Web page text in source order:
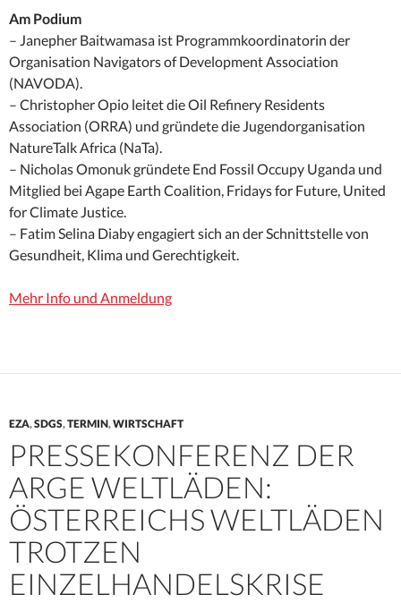
Am Podium
– Janepher Baitwamasa ist Programmkoordinatorin der
Organisation Navigators of Development Association
(NAVODA).
– Christopher Opio leitet die Oil Refinery Residents
Association (ORRA) und gründete die Jugendorganisation
NatureTalk Africa (NaTa).
– Nicholas Omonuk gründete End Fossil Occupy Uganda und
Mitglied bei Agape Earth Coalition, Fridays for Future, United
for Climate Justice.
– Fatim Selina Diaby engagiert sich an der Schnittstelle von
Gesundheit, Klima und Gerechtigkeit.
Mehr Info und Anmeldung
EZA,SDGS,TERMIN,WIRTSCHAFT
PRESSEKONFERENZ DER
ARGE WELTLÄDEN:
ÖSTERREICHS WELTLÄDEN
TROTZEN
EINZELHANDELSKRISE